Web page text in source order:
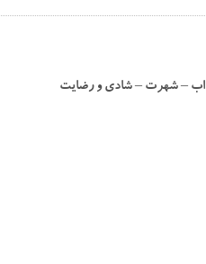
– شهرت – شادی و رضایت